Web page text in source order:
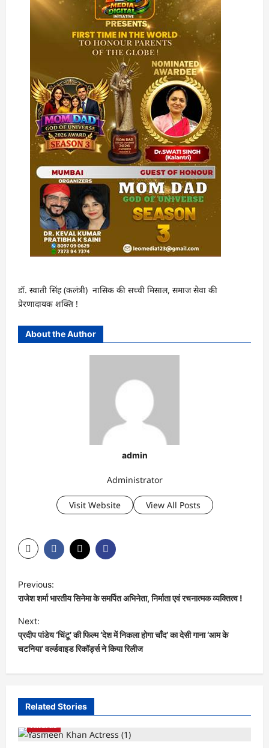
डॉ. स्वाती सिंह (कलंत्री) नासिक की सच्ची मिसाल, समाज सेवा की
प्रेरणादायक शक्ति !
About the Author
admin
Administrator
Visit Website View All Posts
o
s
t
n
a
g
Previous:
राजेश शर्मा भारतीय सिनेमा के समर्पित अभिनेता, निर्माता एवं रचनात्मक व्यक्तित्व !
Next:
प्रदीप पांडेय ‘चिंटू’ की फिल्म ‘देश में निकला होगा चाँद’ का देसी गाना ‘आम के
चटनिया’ वर्ल्डवाइड रिकॉर्ड्स ने किया रिलीज
Related Stories
Awards